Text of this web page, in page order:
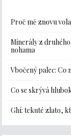
Proč mě znovu
Minerály z
nohama
Vbočený palec: Co
Co se skrývá
Ghí: tekuté zlato,